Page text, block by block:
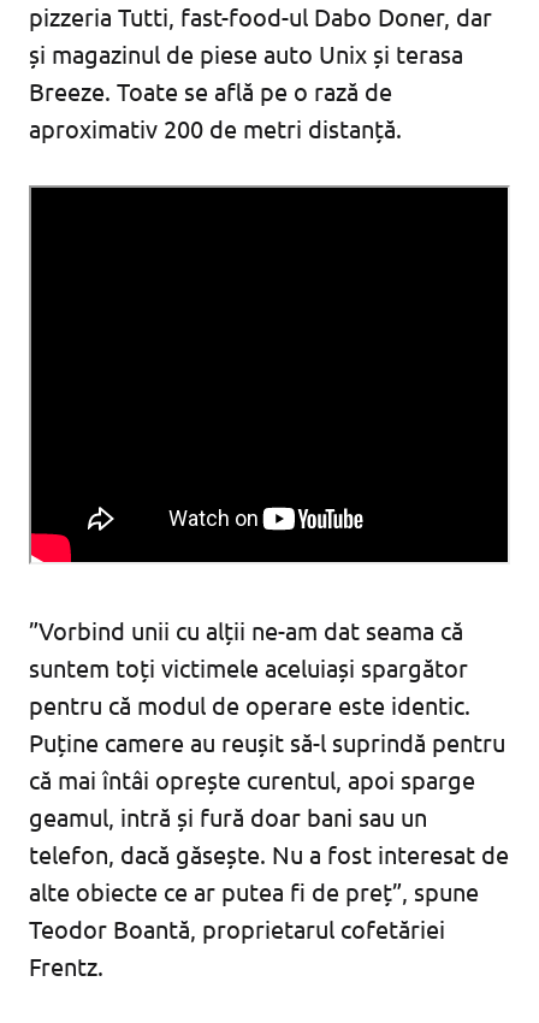
pizzeria Tutti, fast-food-ul Dabo Doner, dar
și magazinul de piese auto Unix și terasa
Breeze. Toate se află pe o rază de
aproximativ 200 de metri distanță.
”Vorbind unii cu alții ne-am dat seama că
suntem toți victimele aceluiași spargător
pentru că modul de operare este identic.
Puține camere au reușit să-l suprindă pentru
că mai întâi oprește curentul, apoi sparge
geamul, intră și fură doar bani sau un
telefon, dacă găsește. Nu a fost interesat de
alte obiecte ce ar putea fi de preț”, spune
Teodor Boantă, proprietarul cofetăriei
Frentz.